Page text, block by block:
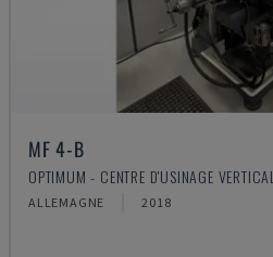
MF 4-B
OPTIMUM - CENTRE D'USINAGE VERTICAL
ALLEMAGNE 2018